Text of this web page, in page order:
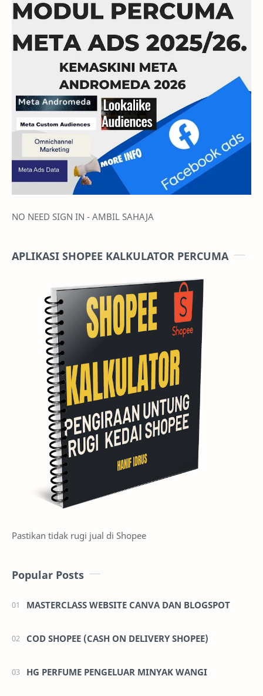
NO NEED SIGN IN - AMBIL SAHAJA
APLIKASI SHOPEE KALKULATOR PERCUMA
Pastikan tidak rugi jual di Shopee
Popular Posts
MASTERCLASS WEBSITE CANVA DAN BLOGSPOT
COD SHOPEE (CASH ON DELIVERY SHOPEE)
HG PERFUME PENGELUAR MINYAK WANGI